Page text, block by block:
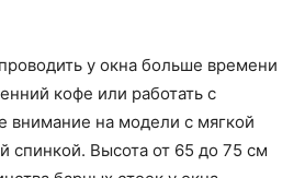
у окна больше времени
кофе или работать с
внимание на модели с мягкой
спинкой. Высота от 65 до 75 см